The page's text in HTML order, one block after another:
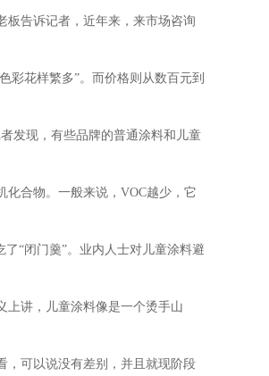
板告诉记者，近年来，来市场咨询
彩花样繁多”。而价格则从数百元到
发现，有些品牌的普通涂料和儿童
化合物。一般来说，VOC越少，它
“闭门羹”。业内人士对儿童涂料避
上讲，儿童涂料像是一个烫手山
，可以说没有差别，并且就现阶段